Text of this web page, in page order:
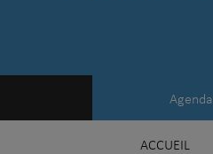
Agenda
ACCUEIL